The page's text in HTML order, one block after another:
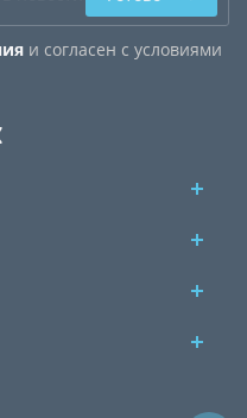
и согласен с условиями